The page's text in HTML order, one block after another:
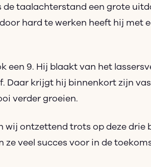
de taalachterstand een grote
hard te werken heeft hij met
een 9. Hij blaakt van het
Daar krijgt hij binnenkort zijn
verder groeien.
wij ontzettend trots op deze drie
ze veel succes voor in de